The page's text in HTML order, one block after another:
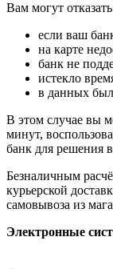
Вам могут
если ваш
на карте
банк не
истекло
в данных
В этом случае вы
минут,
банк для решения
Безналичным
курьерской
самовывоза из
Электронные